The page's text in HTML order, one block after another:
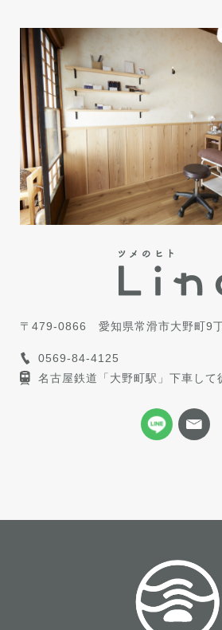
〒479-0866 愛知県常滑市大野町9
0569-84-4125
名古屋鉄道「大野町駅」下車して